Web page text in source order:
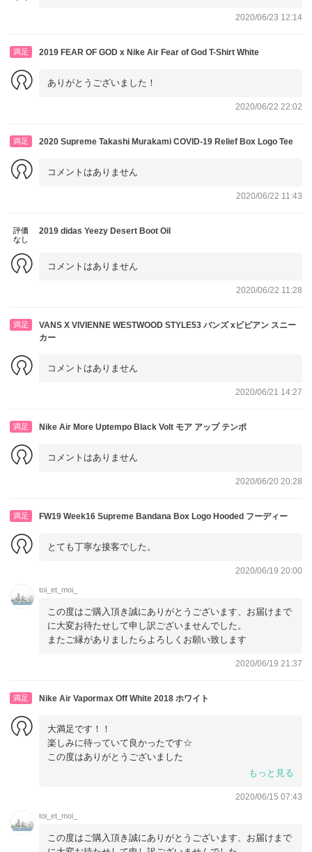
2020/06/23 12:14
満足 2019 FEAR OF GOD x Nike Air Fear of God T-Shirt White
ありがとうございました！
2020/06/22 22:02
満足 2020 Supreme Takashi Murakami COVID-19 Relief Box Logo Tee
コメントはありません
2020/06/22 11:43
評価
なし
2019 didas Yeezy Desert Boot Oil
コメントはありません
2020/06/22 11:28
満足
VANS X VIVIENNE WESTWOOD STYLE53 バンズ xビビアン スニー
カー
コメントはありません
2020/06/21 14:27
満足 Nike Air More Uptempo Black Volt モア アップ テンポ
コメントはありません
2020/06/20 20:28
満足 FW19 Week16 Supreme Bandana Box Logo Hooded フーディー
とても丁寧な接客でした。
2020/06/19 20:00
toi_et_moi_
この度はご購入頂き誠にありがとうございます、お届けまで
に大変お待たせして申し訳ございませんでした。
またご縁がありましたらよろしくお願い致します
2020/06/19 21:37
満足 Nike Air Vapormax Off White 2018 ホワイト
大満足です！！
楽しみに待っていて良かったです☆
この度はありがとうございました
もっと見る
2020/06/15 07:43
toi_et_moi_
この度はご購入頂き誠にありがとうございます、お届けまで